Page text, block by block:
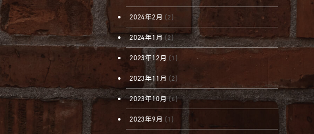
2024年2月 (2)
2024年1月(2)
2023年12月 (1)
2023年11月 (2)
2023年10月(6)
2023年9月 (1)